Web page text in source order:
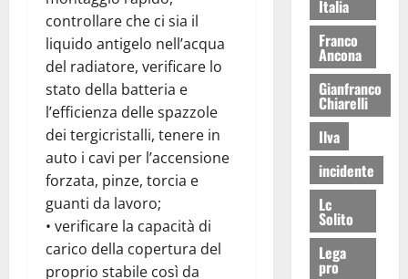
controllare che ci sia il
liquido antigelo nell’acqua
del radiatore, verificare lo
stato della batteria e
l’efficienza delle spazzole
dei tergicristalli, tenere in
auto i cavi per l’accensione
forzata, pinze, torcia e
guanti da lavoro;
• verificare la capacità di
carico della copertura del
proprio stabile così da
Italia
Franco
Ancona
Gianfranco
Chiarelli
Ilva
incidente
Lc
Solito
Lega
pro